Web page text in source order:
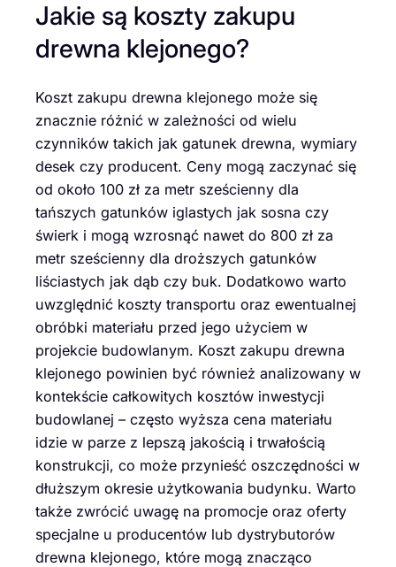
Jakie są koszty zakupu
drewna klejonego?
Koszt zakupu drewna klejonego może się
znacznie różnić w zależności od wielu
czynników takich jak gatunek drewna, wymiary
desek czy producent. Ceny mogą zaczynać się
od około 100 zł za metr sześcienny dla
tańszych gatunków iglastych jak sosna czy
świerk i mogą wzrosnąć nawet do 800 zł za
metr sześcienny dla droższych gatunków
liściastych jak dąb czy buk. Dodatkowo warto
uwzględnić koszty transportu oraz ewentualnej
obróbki materiału przed jego użyciem w
projekcie budowlanym. Koszt zakupu drewna
klejonego powinien być również analizowany w
kontekście całkowitych kosztów inwestycji
budowlanej – często wyższa cena materiału
idzie w parze z lepszą jakością i trwałością
konstrukcji, co może przynieść oszczędności w
dłuższym okresie użytkowania budynku. Warto
także zwrócić uwagę na promocje oraz oferty
specjalne u producentów lub dystrybutorów
drewna klejonego, które mogą znacząco